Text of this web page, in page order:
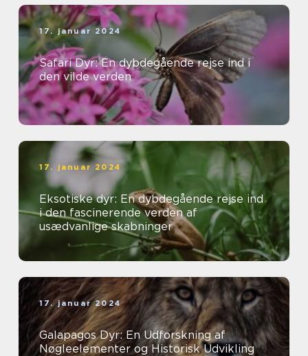
17. januar 2024
Safari Dyr: En dybdegående rejse ind i
den vilde verden
17. januar 2024
Eksotiske dyr: En dybdegående rejse ind
i den fascinerende verden af
usædvanlige skabninger
17. januar 2024
Galapagos Dyr: En Udforskning af
Nøgleelementer og Historisk Udvikling